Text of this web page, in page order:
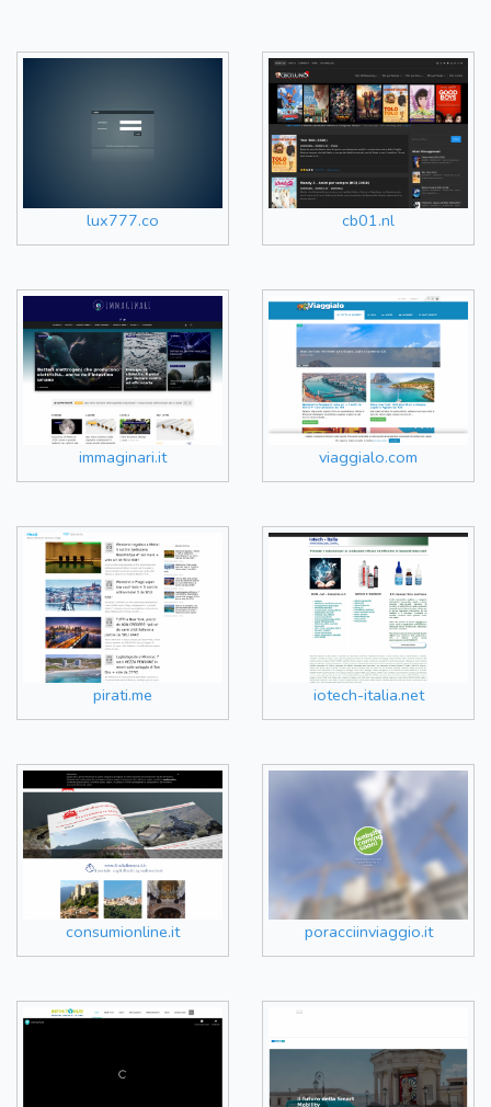
lux777.co cb01.nl
immaginari.it viaggialo.com
pirati.me iotech-italia.net
consumionline.it poracciinviaggio.it